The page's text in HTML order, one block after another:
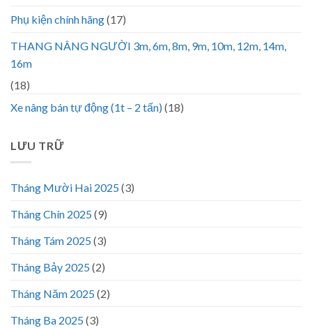
Phụ kiện chính hãng(17)
THANG NÂNG NGƯỜI 3m, 6m, 8m, 9m, 10m, 12m, 14m,
16m
(18)
Xe nâng bán tự động (1t – 2 tấn)(18)
LƯU TRỮ
Tháng Mười Hai 2025(3)
Tháng Chín 2025(9)
Tháng Tám 2025(3)
Tháng Bảy 2025(2)
Tháng Năm 2025(2)
Tháng Ba 2025(3)